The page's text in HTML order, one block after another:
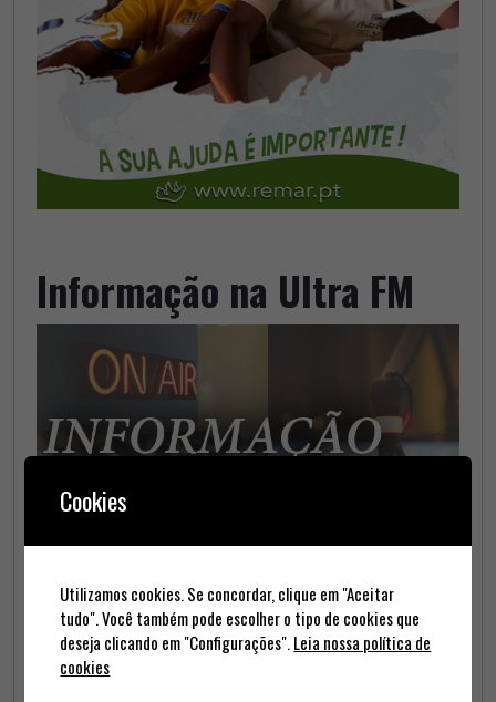
Informação na Ultra FM
A Ultra FM, ao longo da sua emissão diária, transmite blocos
informativos de âmbito regional, nacional e internacional,
Cookies
Utilizamos cookies. Se concordar, clique em "Aceitar
tudo". Você também pode escolher o tipo de cookies que
deseja clicando em "Configurações".Leia nossa política de
cookies